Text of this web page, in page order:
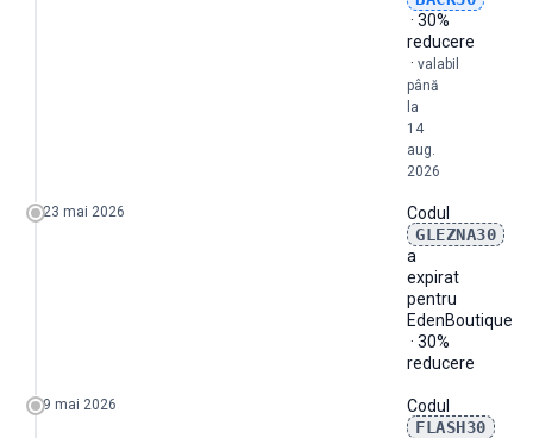
· 30%
reducere
· valabil
până
la
14
aug.
2026
23 mai 2026
Codul
GLEZNA30
a
expirat
pentru
EdenBoutique
· 30%
reducere
9 mai 2026
Codul
FLASH30